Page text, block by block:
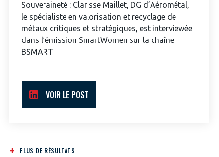
Souveraineté : Clarisse Maillet, DG d’Aérométal,
le spécialiste en valorisation et recyclage de
métaux critiques et stratégiques, est interviewée
dans l’émission SmartWomen sur la chaîne
BSMART
VOIR LE POST
PLUS DE RÉSULTATS